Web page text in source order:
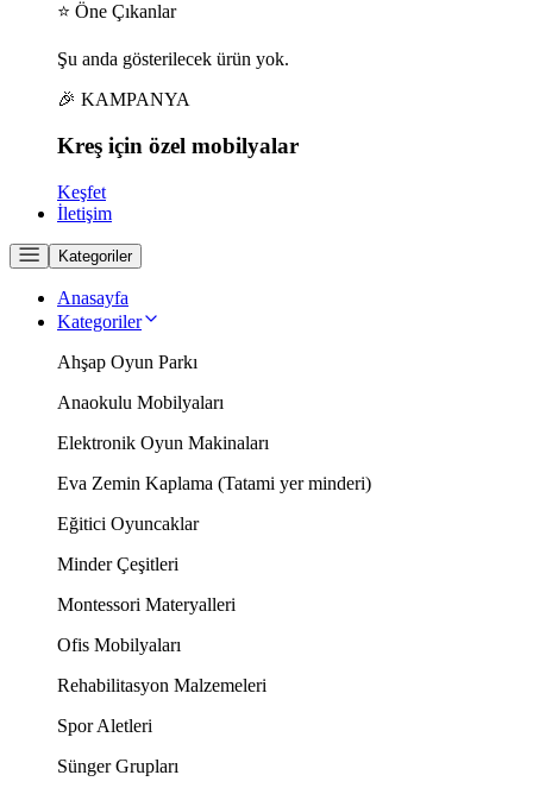
⭐ Öne Çıkanlar
Şu anda gösterilecek ürün yok.
🎉 KAMPANYA
Kreş için özel mobilyalar
Keşfet
İletişim
Kategoriler
Anasayfa
Kategoriler
Ahşap Oyun Parkı
Anaokulu Mobilyaları
Elektronik Oyun Makinaları
Eva Zemin Kaplama (Tatami yer minderi)
Eğitici Oyuncaklar
Minder Çeşitleri
Montessori Materyalleri
Ofis Mobilyaları
Rehabilitasyon Malzemeleri
Spor Aletleri
Sünger Grupları